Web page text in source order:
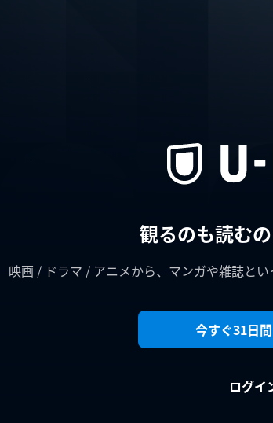
観るのも読むの
映画 / ドラマ / アニメから、マンガや雑誌とい
今すぐ31日
ログイ